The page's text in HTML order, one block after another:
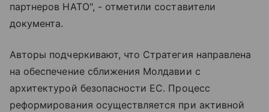
партнеров НАТО", - отметили составители
документа.
Авторы подчеркивают, что Стратегия направлена
на обеспечение сближения Молдавии с
архитектурой безопасности ЕС. Процесс
реформирования осуществляется при активной